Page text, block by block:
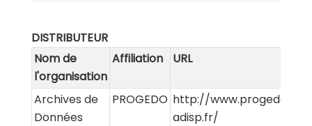
DISTRIBUTEUR
Nom de
l'organisation
Affiliation URL
Archives de
Données
PROGEDO http://www.progedo-
adisp.fr/